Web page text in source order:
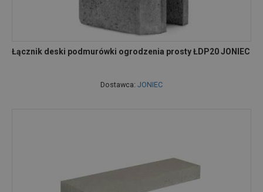
Łącznik deski podmurówki ogrodzenia prosty ŁDP20 JONIEC
Dostawca: JONIEC